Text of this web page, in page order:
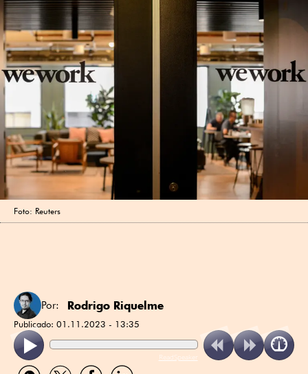
Foto: Reuters
Por: Rodrigo Riquelme
Publicado: 01.11.2023 - 13:35
ReadSpeaker
CompartirCompartirCompartirCompartir